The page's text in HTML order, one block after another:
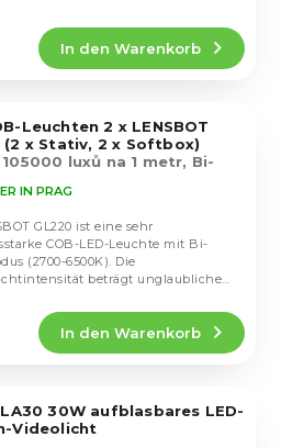
In den Warenkorb
Leuchten 2 x LENSBOT
(2 x Stativ, 2 x Softbox)
luxů na 1 metr, Bi-
IN PRAG
In den Warenkorb
GL220 ist eine sehr
COB-LED-Leuchte mit Bi-
(2700-6500K). Die
beträgt unglaubliche
30W aufblasbares LED-
Videolicht